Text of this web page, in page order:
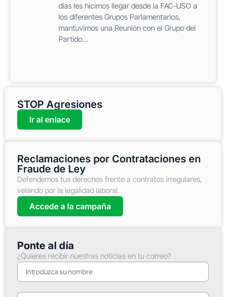
días les hicimos llegar desde la FAC-USO a
los diferentes Grupos Parlamentarios,
mantuvimos una Reunión con el Grupo del
Partido...
STOP Agresiones
Ir al enlace
Reclamaciones por Contrataciones en
Fraude de Ley
Defendemos tus derechos frente a contratos irregulares,
velando por la legalidad laboral.
Accede a la campaña
Ponte al día
¿Quieres recibir nuestras noticias en tu correo?